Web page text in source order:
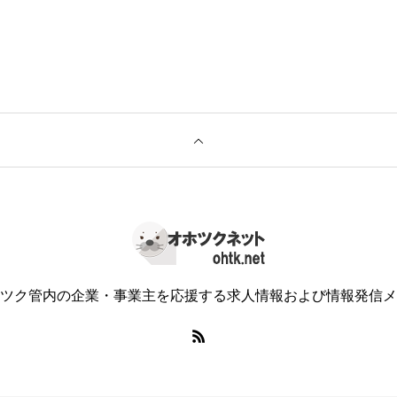
ク管内の企業・事業主を応援する求人情報および情報発信